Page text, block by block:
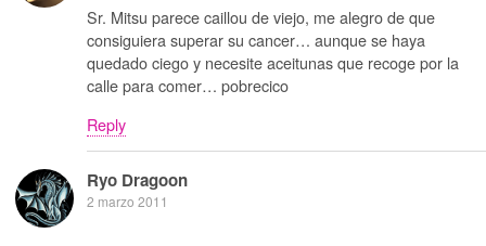
Sr. Mitsu parece caillou de viejo, me alegro de que
consiguiera superar su cancer… aunque se haya
quedado ciego y necesite aceitunas que recoge por la
calle para comer… pobrecico
Reply
Ryo Dragoon
2 marzo 2011